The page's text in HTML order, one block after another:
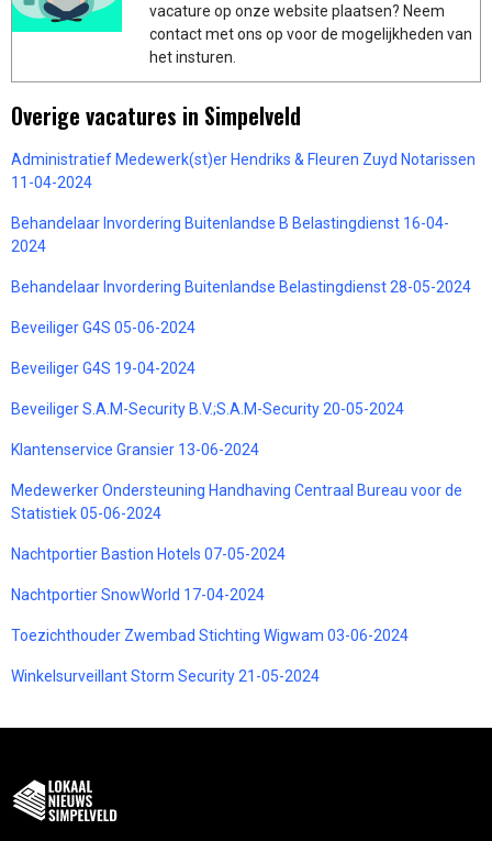
vacature op onze website plaatsen? Neem
contact met ons op voor de mogelijkheden van
het insturen.
Overige vacatures in Simpelveld
Administratief Medewerk(st)er Hendriks & Fleuren Zuyd Notarissen
11-04-2024
Behandelaar Invordering Buitenlandse B Belastingdienst 16-04-
2024
Behandelaar Invordering Buitenlandse Belastingdienst 28-05-2024
Beveiliger G4S 05-06-2024
Beveiliger G4S 19-04-2024
Beveiliger S.A.M-Security B.V.;S.A.M-Security 20-05-2024
Klantenservice Gransier 13-06-2024
Medewerker Ondersteuning Handhaving Centraal Bureau voor de
Statistiek 05-06-2024
Nachtportier Bastion Hotels 07-05-2024
Nachtportier SnowWorld 17-04-2024
Toezichthouder Zwembad Stichting Wigwam 03-06-2024
Winkelsurveillant Storm Security 21-05-2024